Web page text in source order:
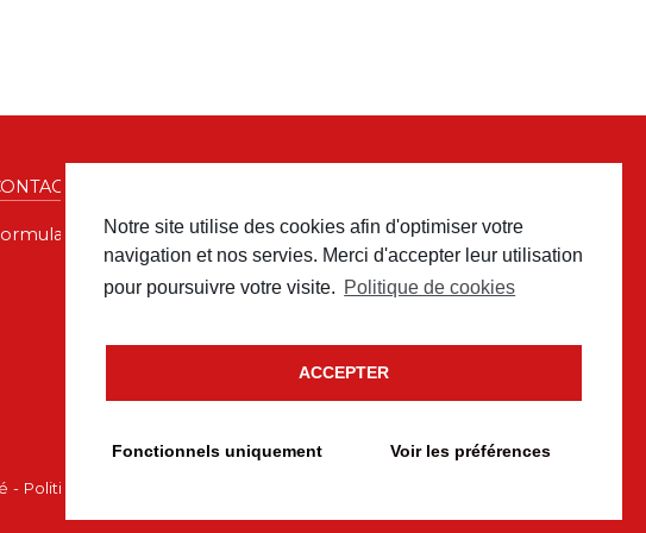
Notre site utilise des cookies afin d'optimiser votre
navigation et nos servies. Merci d'accepter leur utilisation
pour poursuivre votre visite. Politique de cookies
ACCEPTER
Fonctionnels uniquement Voir les préférences
de contact
Politique de cookies